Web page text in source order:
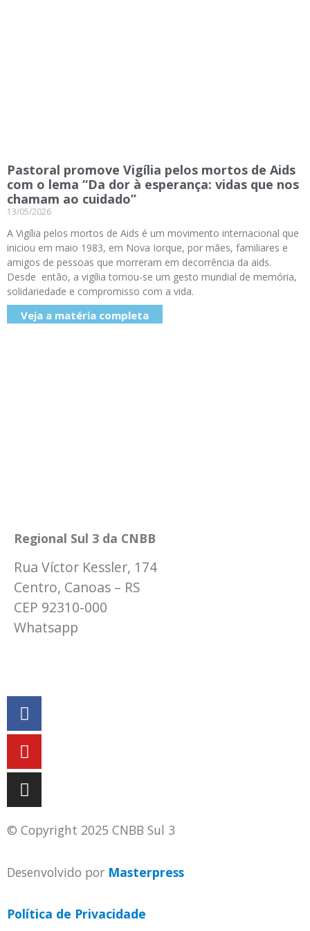
Pastoral promove Vigília pelos mortos de Aids
com o lema “Da dor à esperança: vidas que nos
chamam ao cuidado”
13/05/2026
A Vigília pelos mortos de Aids é um movimento internacional que
iniciou em maio 1983, em Nova Iorque, por mães, familiares e
amigos de pessoas que morreram em decorrência da aids.
Desde então, a vigília tornou-se um gesto mundial de memória,
solidariedade e compromisso com a vida.
Veja a matéria completa
Regional Sul 3 da CNBB
Rua Víctor Kessler, 174
Centro, Canoas – RS
CEP 92310-000
Whatsapp
© Copyright 2025 CNBB Sul 3
Desenvolvido por Masterpress
Política de Privacidade